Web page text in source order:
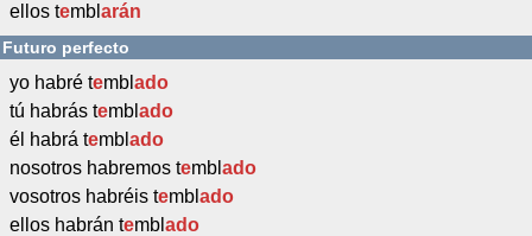
ellos tembl arán
Futuro perfecto
yo habré tembl ado
tú habrás tembl ado
él habrá tembl ado
nosotros habremos tembl ado
vosotros habréis tembl ado
ellos habrán tembl ado